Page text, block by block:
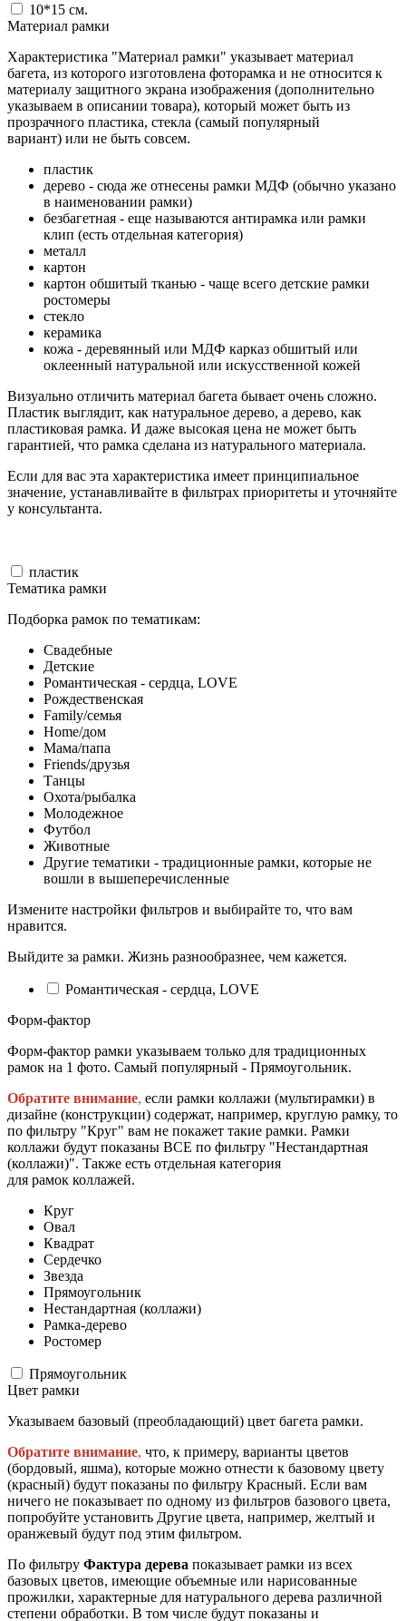
10*15 см.
Материал рамки
Характеристика "Материал рамки" указывает материал
багета, из которого изготовлена фоторамка и не относится к
материалу защитного экрана изображения (дополнительно
указываем в описании товара), который может быть из
прозрачного пластика, стекла (самый популярный
вариант) или не быть совсем.
пластик
дерево - сюда же отнесены рамки МДФ (обычно указано
в наименовании рамки)
безбагетная - еще называются антирамка или рамки
клип (есть отдельная категория)
металл
картон
картон обшитый тканью - чаще всего детские рамки
ростомеры
стекло
керамика
кожа - деревянный или МДФ карказ обшитый или
оклеенный натуральной или искусственной кожей
Визуально отличить материал багета бывает очень сложно.
Пластик выглядит, как натуральное дерево, а дерево, как
пластиковая рамка. И даже высокая цена не может быть
гарантией, что рамка сделана из натурального материала.
Если для вас эта характеристика имеет принципиальное
значение, устанавливайте в фильтрах приоритеты и уточняйте
у консультанта.
пластик
Тематика рамки
Подборка рамок по тематикам:
Свадебные
Детские
Романтическая - сердца, LOVE
Рождественская
Family/семья
Home/дом
Мама/папа
Friends/друзья
Танцы
Охота/рыбалка
Молодежное
Футбол
Животные
Другие тематики - традиционные рамки, которые не
вошли в вышеперечисленные
Измените настройки фильтров и выбирайте то, что вам
нравится.
Выйдите за рамки. Жизнь разнообразнее, чем кажется.
Романтическая - сердца, LOVE
Форм-фактор
Форм-фактор рамки указываем только для традиционных
рамок на 1 фото. Самый популярный - Прямоугольник.
Обратите внимание, если рамки коллажи (мультирамки) в
дизайне (конструкции) содержат, например, круглую рамку, то
по фильтру "Круг" вам не покажет такие рамки. Рамки
коллажи будут показаны ВСЕ по фильтру "Нестандартная
(коллажи)". Также есть отдельная категория
для рамок коллажей.
Круг
Овал
Квадрат
Сердечко
Звезда
Прямоугольник
Нестандартная (коллажи)
Рамка-дерево
Ростомер
Прямоугольник
Цвет рамки
Указываем базовый (преобладающий) цвет багета рамки.
Обратите внимание, что, к примеру, варианты цветов
(бордовый, яшма), которые можно отнести к базовому цвету
(красный) будут показаны по фильтру Красный. Если вам
ничего не показывает по одному из фильтров базового цвета,
попробуйте установить Другие цвета, например, желтый и
оранжевый будут под этим фильтром.
По фильтру Фактура дерева показывает рамки из всех
базовых цветов, имеющие объемные или нарисованные
прожилки, характерные для натурального дерева различной
степени обработки. В том числе будут показаны и